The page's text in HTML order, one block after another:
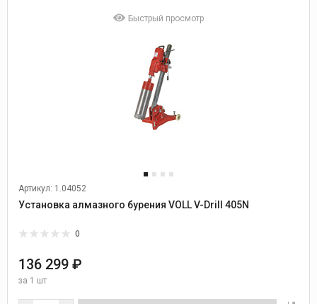
Быстрый просмотр
Артикул: 1.04052
Установка алмазного бурения VOLL V-Drill 405N
0
136 299 ₽
за 1 шт